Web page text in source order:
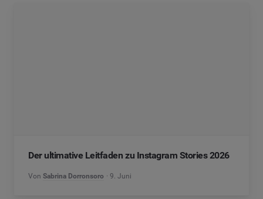
Der ultimative Leitfaden zu Instagram Stories 2026
Von Sabrina Dorronsoro 9. Juni